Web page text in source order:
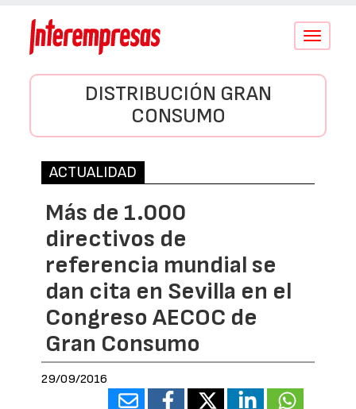
Conmutar
DISTRIBUCIÓN GRAN
CONSUMO
ACTUALIDAD
Más de 1.000
directivos de
referencia mundial se
dan cita en Sevilla en el
Congreso AECOC de
Gran Consumo
29/09/2016